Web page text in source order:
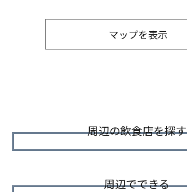
マップを表示
周辺の飲食店を探す
周辺でできる